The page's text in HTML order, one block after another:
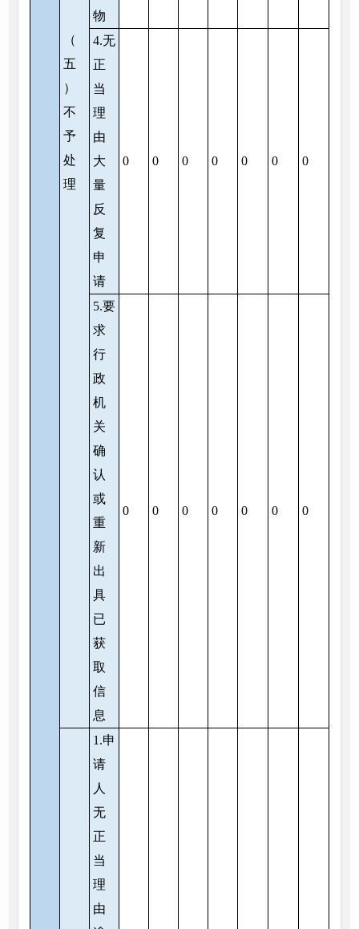
（
五
）
不
予
处
理
物
4.无
正
当
理
由
大
量
反
复
申
请
0 0 0 0 0 0 0
5.要
求
行
政
机
关
确
认
或
重
新
出
具
已
获
取
信
息
0 0 0 0 0 0 0
1.申
请
人
无
正
当
理
由